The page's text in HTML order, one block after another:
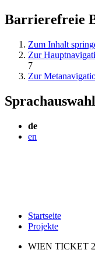
Barrierefreie
Zum Inhalt
Zur
7
Zur
Sprachauswahl
de
en
Startseite
Projekte
WIEN TICKET